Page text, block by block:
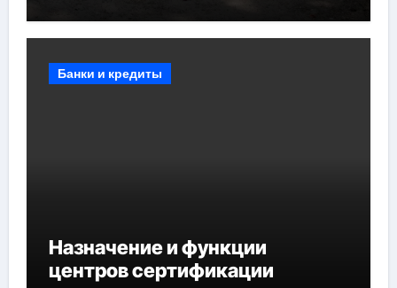
мероприятий и обустройства
Банки и кредиты
Назначение и функции
центров сертификации